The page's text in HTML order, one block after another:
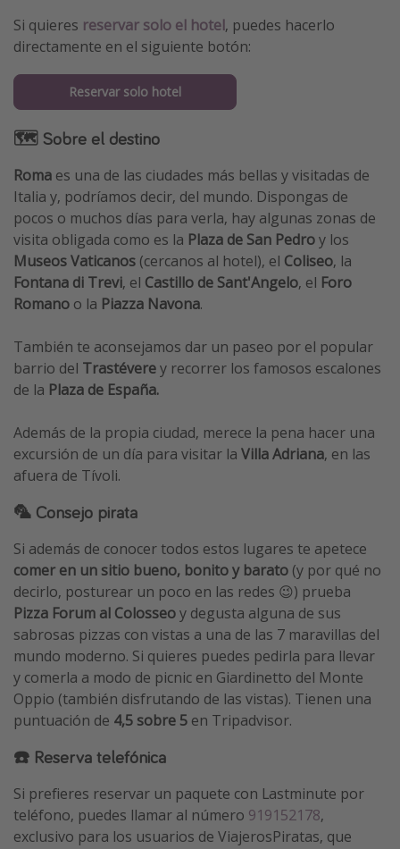
Si quieres reservar solo el hotel, puedes hacerlo
directamente en el siguiente botón:
Reservar solo hotel
🗺 Sobre el destino
Roma es una de las ciudades más bellas y visitadas de
Italia y, podríamos decir, del mundo. Dispongas de
pocos o muchos días para verla, hay algunas zonas de
visita obligada como es la Plaza de San Pedroy los
Museos Vaticanos (cercanos al hotel), el Coliseo, la
Fontana di Trevi, el Castillo de Sant'Angelo, el Foro
Romano o la Piazza Navona.
También te aconsejamos dar un paseo por el popular
barrio del Trastéverey recorrer los famosos escalones
de la Plaza de España.
Además de la propia ciudad, merece la pena hacer una
excursión de un día para visitar la Villa Adriana, en las
afuera de Tívoli.
🦜 Consejo pirata
Si además de conocer todos estos lugares te apetece
comer en un sitio bueno, bonito y barato (y por qué no
decirlo, posturear un poco en las redes 😉) prueba
Pizza Forum al Colosseoy degusta alguna de sus
sabrosas pizzas con vistas a una de las 7 maravillas del
mundo moderno. Si quieres puedes pedirla para llevar
y comerla a modo de picnic en Giardinetto del Monte
Oppio (también disfrutando de las vistas). Tienen una
puntuación de 4,5 sobre 5 en Tripadvisor.
☎️ Reserva telefónica
Si prefieres reservar un paquete con Lastminute por
teléfono, puedes llamar al número 919152178,
exclusivo para los usuarios de ViajerosPiratas, que